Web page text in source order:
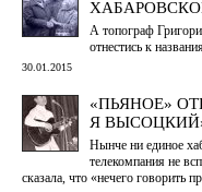
А топограф
отнестись к
30.01.2015
«ПЬЯНОЕ»
Я
Нынче ни единое
телекомпания не
сказала, что «нечего говорить